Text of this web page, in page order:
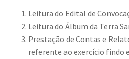
Leitura do Edital de
Leitura do Álbum da Terra
Prestação de Contas e
referente ao exercício findo